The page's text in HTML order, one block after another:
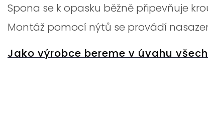
Spona se k opasku běžně připevňuje
Montáž pomocí nýtů se provádí
Jako výrobce bereme v úvahu